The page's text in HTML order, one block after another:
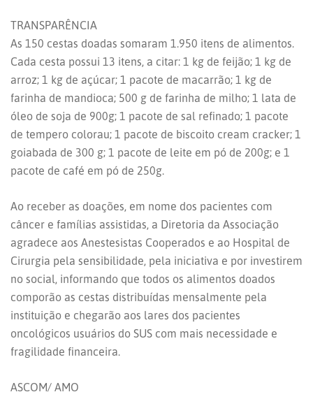
TRANSPARÊNCIA
As 150 cestas doadas somaram 1.950 itens de alimentos.
Cada cesta possui 13 itens, a citar: 1 kg de feijão; 1 kg de
arroz; 1 kg de açúcar; 1 pacote de macarrão; 1 kg de
farinha de mandioca; 500 g de farinha de milho; 1 lata de
óleo de soja de 900g; 1 pacote de sal refinado; 1 pacote
de tempero colorau; 1 pacote de biscoito cream cracker; 1
goiabada de 300 g; 1 pacote de leite em pó de 200g; e 1
pacote de café em pó de 250g.
Ao receber as doações, em nome dos pacientes com
câncer e famílias assistidas, a Diretoria da Associação
agradece aos Anestesistas Cooperados e ao Hospital de
Cirurgia pela sensibilidade, pela iniciativa e por investirem
no social, informando que todos os alimentos doados
comporão as cestas distribuídas mensalmente pela
instituição e chegarão aos lares dos pacientes
oncológicos usuários do SUS com mais necessidade e
fragilidade financeira.
ASCOM/ AMO